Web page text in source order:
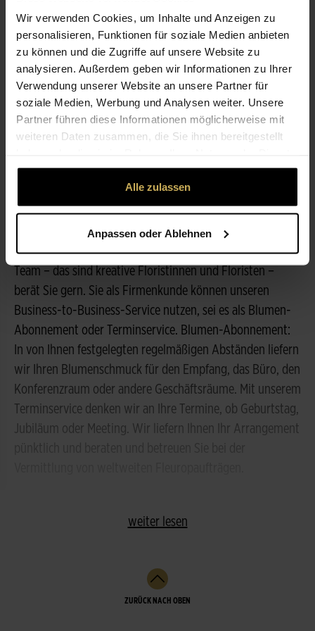
Wir verwenden Cookies, um Inhalte und Anzeigen zu
personalisieren, Funktionen für soziale Medien anbieten
zu können und die Zugriffe auf unsere Website zu
analysieren. Außerdem geben wir Informationen zu Ihrer
Verwendung unserer Website an unsere Partner für
soziale Medien, Werbung und Analysen weiter. Unsere
Partner führen diese Informationen möglicherweise mit
weiteren Daten zusammen, die Sie ihnen bereitgestellt
gesammelt haben.
Alle zulassen
Anpassen oder Ablehnen
ÖFFNUNGSZEITEN
LEISTUNGEN
ÜBER UNS
Frische Blumen, fachgerecht verarbeitet und kreativ
gestaltet – das ist unser Selbstverständnis als Floristik-
Fachbetrieb. In unserem Geschäft finden Sie eine große
Auswahl verschiedener saisonaler Blumensträuße und
anderer floristischer Werkstücke für jeden Anlass. Unser
Team – das sind kreative Floristinnen und Floristen –
berät Sie gern. Sie als Firmenkunde können unseren
Business-to-Business-Service nutzen, sei es als Blumen-
Abonnement oder Terminservice. Blumen-Abonnement:
In von Ihnen festgelegten regelmäßigen Abständen liefern
wir Ihren Blumenschmuck für den Empfang, das Büro, den
Konferenzraum oder andere Geschäftsräume. Mit unserem
Terminservice denken wir an Ihre Termine, ob Geburtstag,
Jubiläum oder Meeting. Wir liefern Ihnen Ihr Arrangement
weiter lesen
ZURÜCK NACH OBEN